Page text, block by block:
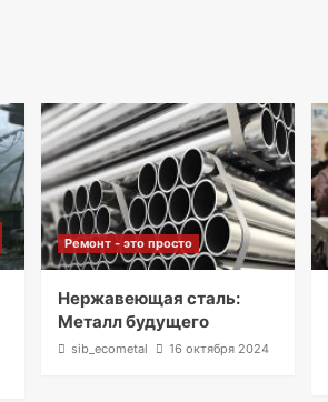
Ремонт - это просто
Нержавеющая сталь:
Металл будущего
sib_ecometal 16 октября 2024